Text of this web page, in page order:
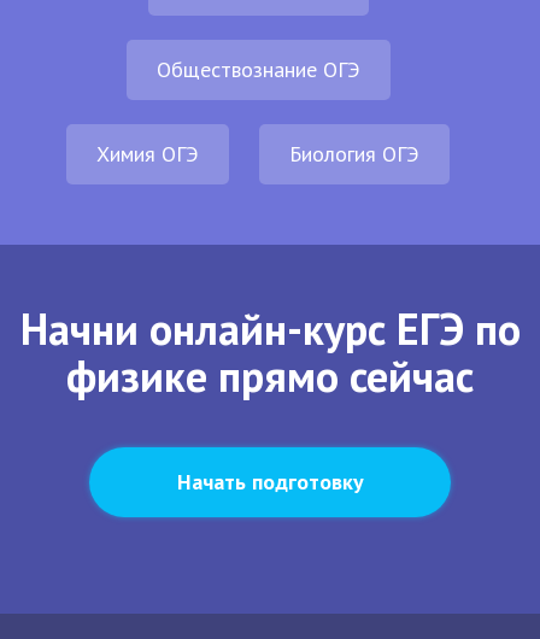
Обществознание ОГЭ
Химия ОГЭ Биология ОГЭ
Начни онлайн-курс ЕГЭ по
физике прямо сейчас
Начать подготовку